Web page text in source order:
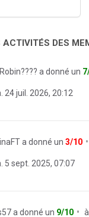
ACTIVITÉS DES
a donné un
24 juil. 2026, 20:12
a donné un 3/10
5 sept. 2025, 07:07
a donné un 9/10 à